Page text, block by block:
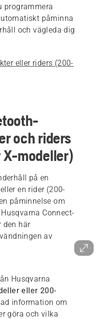
programmera
påminna
och vägleda dig
eller riders (200-
och riders
modeller)
på en
en rider (200-
påminnelse om
Connect-
den här
av
Husqvarna
eller 200-
information om
göra och vilka